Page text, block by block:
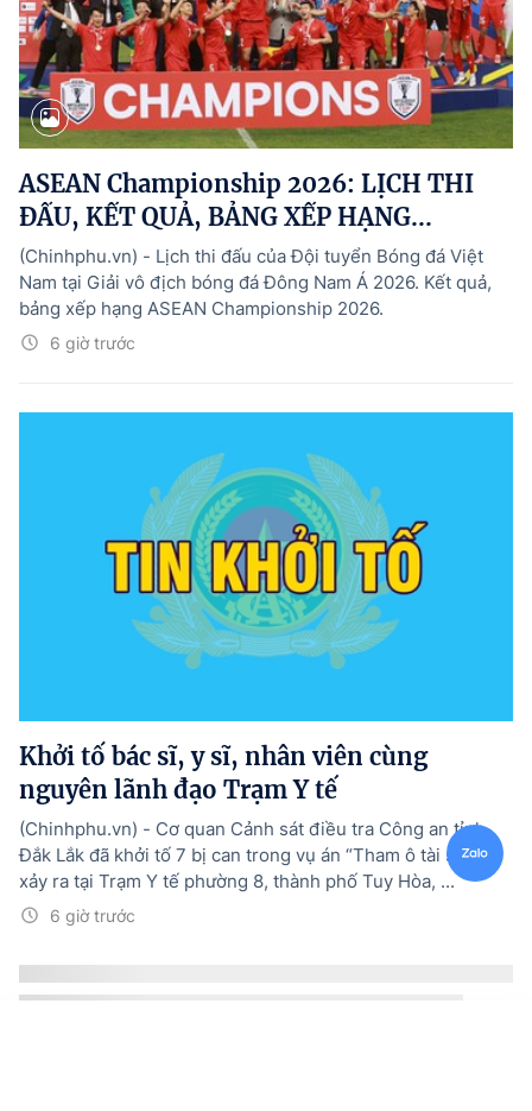
ASEAN Championship 2026: LỊCH THI
ĐẤU, KẾT QUẢ, BẢNG XẾP HẠNG...
6 giờ trước
(Chinhphu.vn) - Lịch thi đấu của Đội tuyển Bóng đá Việt
Nam tại Giải vô địch bóng đá Đông Nam Á 2026. Kết quả,
bảng xếp hạng ASEAN Championship 2026.
Khởi tố bác sĩ, y sĩ, nhân viên cùng
nguyên lãnh đạo Trạm Y tế
6 giờ trước
(Chinhphu.vn) - Cơ quan Cảnh sát điều tra Công an tỉnh
Đắk Lắk đã khởi tố 7 bị can trong vụ án “Tham ô tài sản”
xảy ra tại Trạm Y tế phường 8, thành phố Tuy Hòa, ...